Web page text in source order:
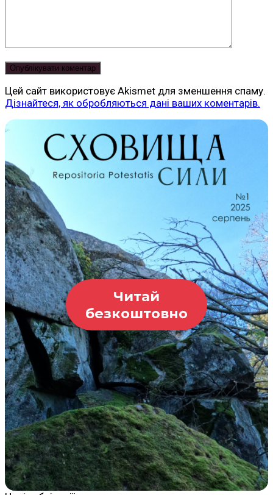
Цей сайт використовує Akismet для зменшення спаму.
Дізнайтеся, як обробляються дані ваших коментарів.
Читай
безкоштовно